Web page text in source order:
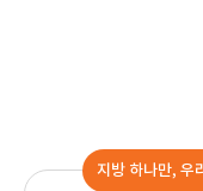
지방 하나만, 우